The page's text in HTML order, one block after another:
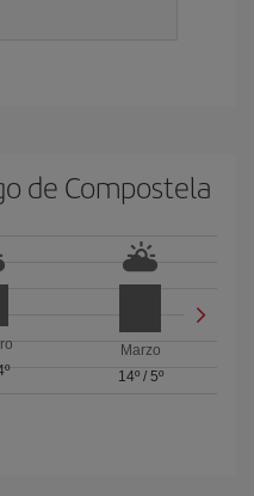
de Compostela
Marzo
14º/ 5º